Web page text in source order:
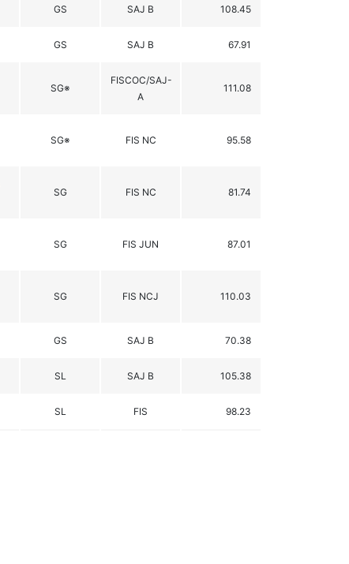
GS SAJ B 108.45
GS SAJ B 67.91
SG※
FISCOC/SAJ-
A
111.08
SG※ FIS NC 95.58
SG FIS NC 81.74
SG FIS JUN 87.01
SG FIS NCJ 110.03
GS SAJ B 70.38
SL SAJ B 105.38
SL FIS 98.23